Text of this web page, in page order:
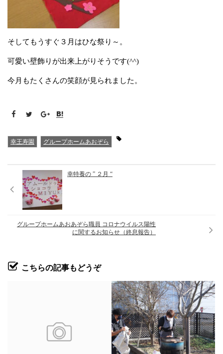
そしてもうすぐ３月はひな祭り～。
可愛い壁飾りが出来上がりそうです(^^)
今月もたくさんの笑顔が見られました。
幸王寿園 グループホームあおぞら
幸特養の ” ２月 “
グループホームあおあぞら職員 コロナウイルス陽性
に関するお知らせ（終息報告）
こちらの記事もどうぞ